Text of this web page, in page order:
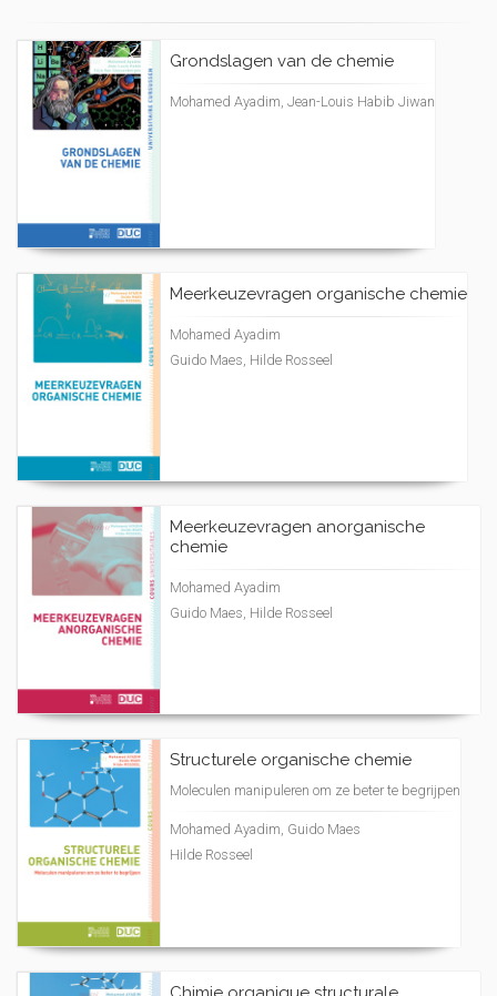
Grondslagen van de chemie
Mohamed Ayadim, Jean-Louis Habib Jiwan
Meerkeuzevragen organische chemie
Mohamed Ayadim
Guido Maes, Hilde Rosseel
Meerkeuzevragen anorganische
chemie
Mohamed Ayadim
Guido Maes, Hilde Rosseel
Structurele organische chemie
Moleculen manipuleren om ze beter te begrijpen
Mohamed Ayadim, Guido Maes
Hilde Rosseel